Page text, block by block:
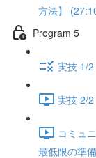
方法】
Program 5
実技 1/
実技 2/
コミュ
最低限の準